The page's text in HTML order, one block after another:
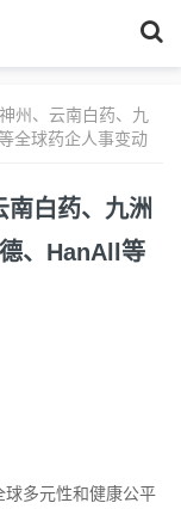
州、云南白药、九
全球药企人事变动
白药、九洲
、HanAll等
多元性和健康公平